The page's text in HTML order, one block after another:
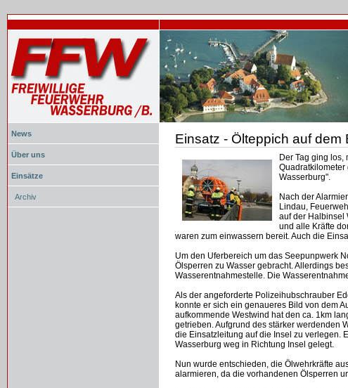
News
Über uns
Einsätze
Archiv
Einsatz - Ölteppich auf dem
Document
Actions
Der Tag ging los,
Wasserburg".
Nach der
Lindau,
auf der Halbinsel
und alle Kräfte
waren zum einwassern bereit. Auch die
Um den Uferbereich um das Seepunpwerk
Ölsperren zu Wasser gebracht. Allerdings
Wasserentnahmestelle. Die
Als der angeforderte Polizeihubschrauber
konnte er sich ein genaueres Bild von dem
aufkommende Westwind hat den ca. 1km
getrieben. Aufgrund des stärker werdenden
die Einsatzleitung auf die Insel zu verlegen.
Wasserburg weg in Richtung Insel gelegt.
Nun wurde entschieden, die Ölwehrkräfte
alarmieren, da die vorhandenen Ölsperren